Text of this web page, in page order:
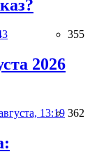
355
2026
13:19 362